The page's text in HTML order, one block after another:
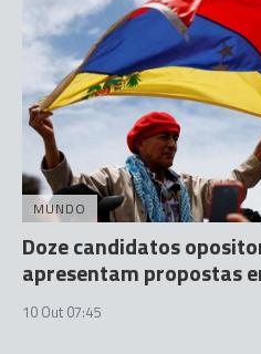
MUNDO
Doze candidatos
apresentam propostas
10 Out 07:45